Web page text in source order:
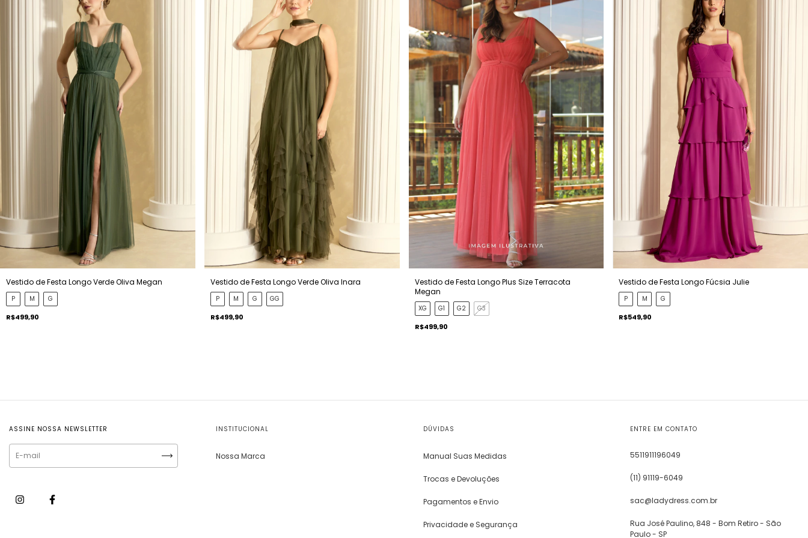
Vestido de Festa Longo Verde Oliva Megan
P M G
R$499,90
Vestido de Festa Longo Verde Oliva Inara
P M G GG
R$499,90
Vestido de Festa Longo Plus Size Terracota
Megan
XG G1 G2 G3
R$499,90
Vestido de Festa Longo Fúcsia Julie
P M G
R$549,90
ASSINE NOSSA NEWSLETTER INSTITUCIONAL
Nossa Marca
DÚVIDAS
Manual Suas Medidas
Trocas e Devoluções
Pagamentos e Envio
Privacidade e Segurança
ENTRE EM CONTATO
5511911196049
(11) 91119-6049
sac@ladydress.com.br
Rua José Paulino, 848 - Bom Retiro - São
Paulo - SP